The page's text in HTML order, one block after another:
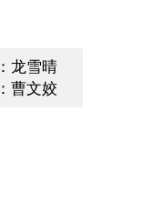
龙雪晴
曹文姣